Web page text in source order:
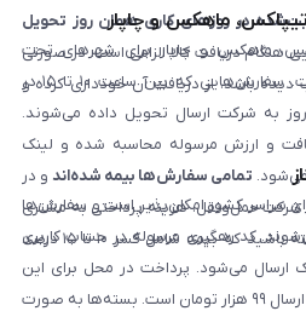
در روزهای کاری همان روز تحویل
هنگام دریافت کالا الزامی است. در صورتی
باشد، از دریافت آن خودداری کرده و
ماهکس و چاپار
ماهکس و چاپار برای شهرهای تحت
پوشش این شرکت‌ها فراهم است. سفارش‌هایی که بین ساعت ۱۰ تا ۱۵ در
به شرکت ارسال تحویل داده می‌شوند.
و ارزش مرسوله محاسبه شده و لینک
می‌شود. تمامی سفارش‌ها بیمه شده‌اند و در
شرکت حمل‌ونقل، هزینه پرداختی به مشتری
بازگردانده خواهد شد. توجه داشته باشید که بیمه شامل کسر ۱۰ تا ۱۵ درصد
سراسر کشور امکان‌پذیر است و سفارش‌ها
کد رهگیری مرسوله در حساب کاربری
ارسال می‌شود. پرداخت در محل برای این
روش ممکن نیست و هزینه ثابت ارسال ۹۹ هزار تومان است. بسته‌ها به صورت